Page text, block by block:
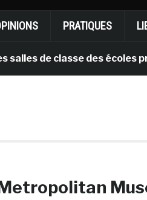
PRATIQUES
de classe des écoles